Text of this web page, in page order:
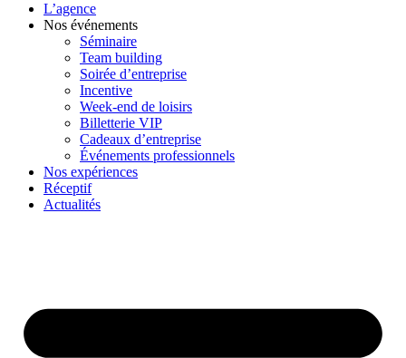
L’agence
Nos événements
Séminaire
Team building
Soirée d’entreprise
Incentive
Week-end de loisirs
Billetterie VIP
Cadeaux d’entreprise
Événements professionnels
Nos expériences
Réceptif
Actualités